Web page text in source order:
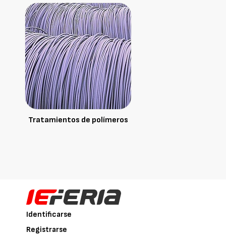
Tratamientos de polímeros
Identificarse
Registrarse